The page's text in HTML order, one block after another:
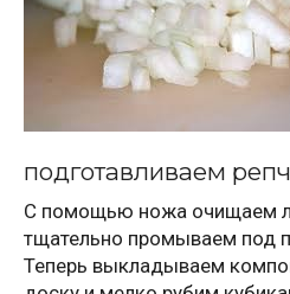
подготавливаем
С помощью ножа очищаем
тщательно промываем под
Теперь выкладываем